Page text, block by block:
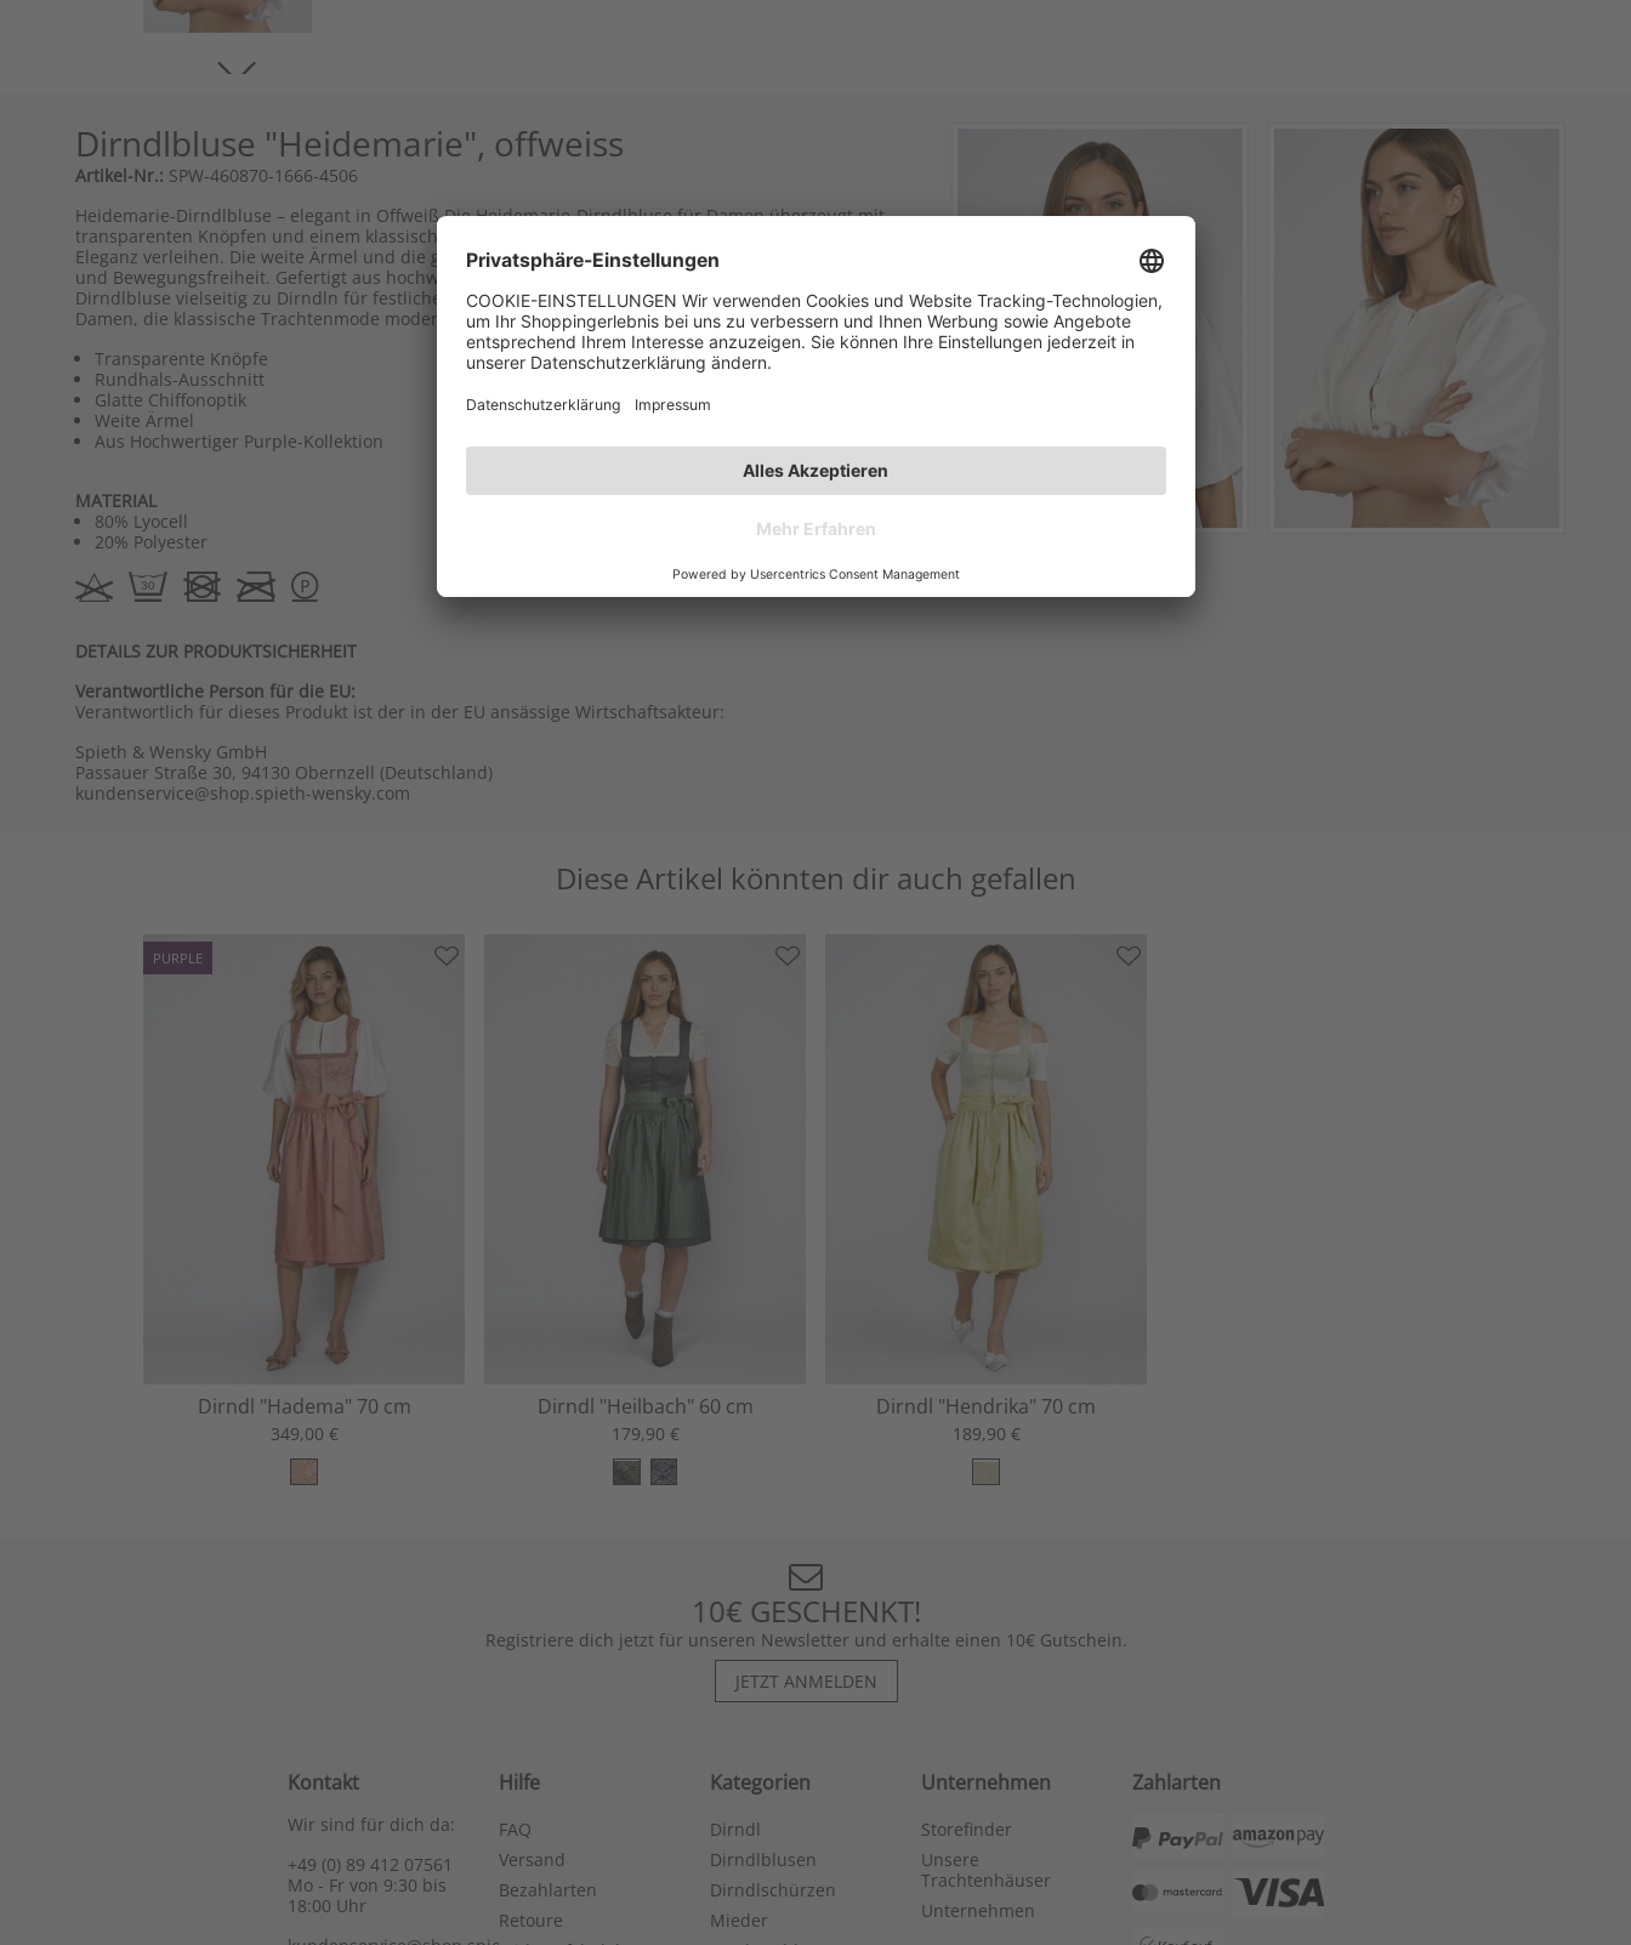
Dirndlbluse "Heidemarie", offweiss
Artikel-Nr.: SPW-460870-1666-4506
Heidemarie-Dirndlbluse – elegant in Offweiß Die Heidemarie-Dirndlbluse für Damen überzeugt mit
transparenten Knöpfen und einem klassischen Rundhals-Ausschnitt, die der Bluse eine zeitlose
Eleganz verleihen. Die weite Ärmel und die glatte Chiffonoptik sorgen für angenehmen Tragekomfort
und Bewegungsfreiheit. Gefertigt aus hochwertigem Material der PURPLE-Kollektion, lässt sich die
Dirndlbluse vielseitig zu Dirndln für festliche Outfits kombinieren und ist ein stilvolles Must-have für
Damen, die klassische Trachtenmode modern interpretieren möchten.
Transparente Knöpfe
Rundhals-Ausschnitt
Glatte Chiffonoptik
Weite Ärmel
Aus Hochwertiger Purple-Kollektion
MATERIAL
80% Lyocell
20% Polyester
DETAILS ZUR PRODUKTSICHERHEIT
Verantwortliche Person für die EU:
Verantwortlich für dieses Produkt ist der in der EU ansässige Wirtschaftsakteur:
Spieth & Wensky GmbH
Passauer Straße 30, 94130 Obernzell (Deutschland)
kundenservice@shop.spieth-wensky.com
Diese Artikel könnten dir auch gefallen
PURPLE
Dirndl "Hadema" 70 cm
349,00 €
Dirndl "Heilbach" 60 cm
179,90 €
Dirndl "Hendrika" 70 cm
189,90 €
10€ GESCHENKT!
Registriere dich jetzt für unseren Newsletter und erhalte einen 10€ Gutschein.
JETZT ANMELDEN
Hilfe
FAQ
Versand
Bezahlarten
Retoure
Kontakt
Wir sind für dich da:
+49 (0) 89 412 07561
Mo - Fr von 9:30 bis
18:00 Uhr
Kategorien
Dirndl
Dirndlblusen
Dirndlschürzen
Mieder
Unternehmen
Storefinder
Unsere
Trachtenhäuser
Unternehmen
Zahlarten